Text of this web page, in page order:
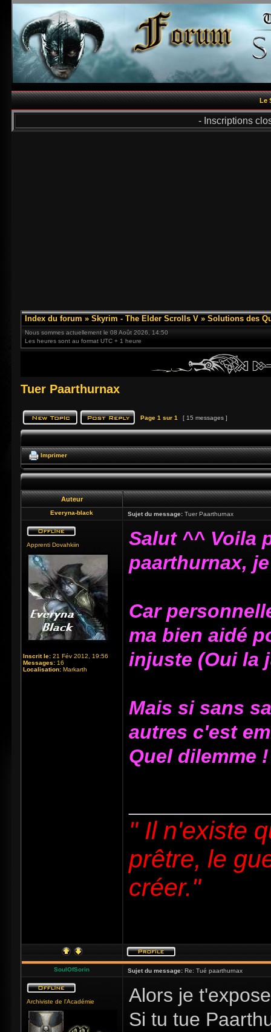
Le
- Inscriptions
Index du forum » Skyrim - The Elder Scrolls V » Solutions des
Nous sommes actuellement le 08 Août 2026, 14:50
Les heures sont au format UTC + 1 heure
Tuer Paarthurnax
Page 1 sur 1 [ 15 messages ]
Imprimer
Auteur
Everyna-black Sujet du message: Tuer Paarthurnax
Apprenti Dovahkiin
Inscrit le: 21 Fév 2012, 19:56
Messages: 16
Localisation: Markarth
Salut ^^ Voila
paarthurnax,
Car
ma bien aidé
injuste (Oui la
Mais si sans
autres c'est
Quel dilemme
" Il n'existe
prêtre, le
créer."
SoulOfSorin Sujet du message: Re: Tué paarthurnax
Archiviste de l'Académie
Alors je
Si tu tue